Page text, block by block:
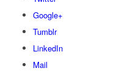
Google+
Tumblr
LinkedIn
Mail